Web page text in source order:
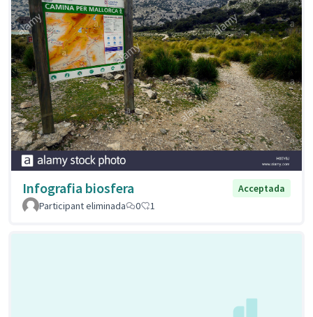
Infografia biosfera
Acceptada
Participant eliminada
0 1